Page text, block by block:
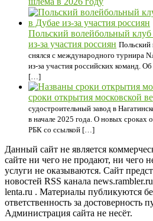
Польский волейбольный клуб
из-за участия россиян Польский
снялся с международного турнира
из-за участия российских команд.
[…]
сроки открытия московской
судостроительный завод в
в начале 2025 года. О новых сроках
РБК со ссылкой […]
Данный сайт не является
сайте ни чего не продают, ни чего
услуги не оказываются. Сайт
новостей RSS канала
lenta.ru . Материалы публикуются
ответственность за достоверность
Администрация сайта не несёт.